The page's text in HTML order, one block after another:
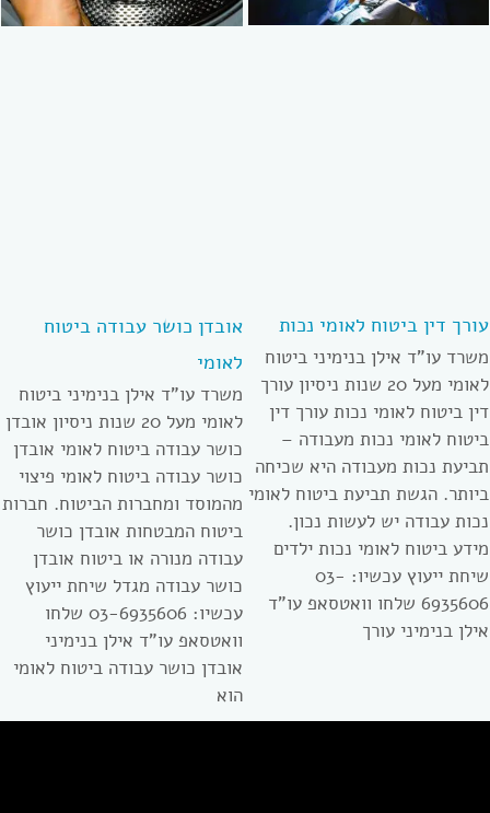
עורך דין ביטוח לאומי נכות
משרד עו”ד אילן בנימיני ביטוח
לאומי מעל 20 שנות ניסיון עורך
דין ביטוח לאומי נכות עורך דין
ביטוח לאומי נכות מעבודה –
תביעת נכות מעבודה היא שכיחה
ביותר. הגשת תביעת ביטוח לאומי
נכות עבודה יש לעשות נכון.
מידע ביטוח לאומי נכות ילדים
שיחת ייעוץ עכשיו: 03-
6935606 שלחו וואטסאפ עו”ד
אילן בנימיני עורך
אובדן כושר עבודה ביטוח
לאומי
משרד עו”ד אילן בנימיני ביטוח
לאומי מעל 20 שנות ניסיון אובדן
כושר עבודה ביטוח לאומי אובדן
כושר עבודה ביטוח לאומי פיצוי
מהמוסד ומחברות הביטוח. חברות
ביטוח המבטחות אובדן כושר
עבודה מנורה או ביטוח אובדן
כושר עבודה מגדל שיחת ייעוץ
עכשיו: 03-6935606 שלחו
וואטסאפ עו”ד אילן בנימיני
אובדן כושר עבודה ביטוח לאומי
הוא